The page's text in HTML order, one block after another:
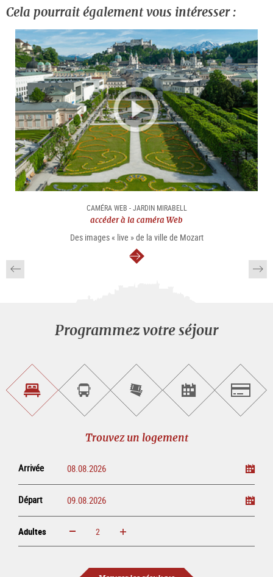
Cela pourrait également vous intéresser :
CAMÉRA WEB - JARDIN MIRABELL
accéder à la caméra Web
Des images « live » de la ville de Mozart
Continuer
Programmez votre séjour
Trouvez
un
logement
Réservez
un
tour
Achetez
les
billets
ligne
Trouvez
des
manifestations
Trouvez un logement
Arrivée
Départ
Adultes Augmenter Réduire